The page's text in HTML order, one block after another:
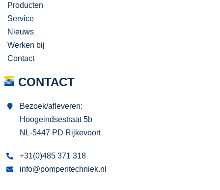
Producten
Service
Nieuws
Werken bij
Contact
CONTACT
Bezoek/afleveren:
Hoogeindsestraat 5b
NL-5447 PD Rijkevoort
+31(0)485 371 318
info@pompentechniek.nl